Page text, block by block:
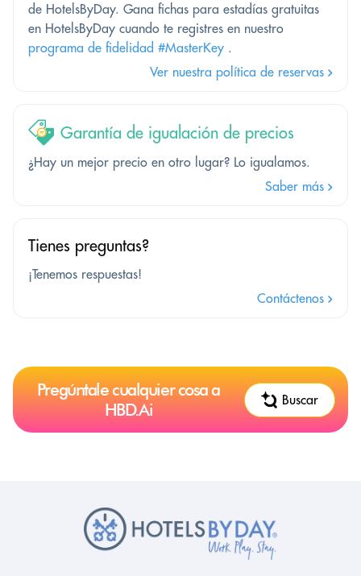
de HotelsByDay. Gana fichas para estadías gratuitas
en HotelsByDay cuando te registres en nuestro
programa de fidelidad #MasterKey .
Ver nuestra política de reservas
Garantía de igualación de precios
¿Hay un mejor precio en otro lugar? Lo igualamos.
Saber más
Tienes preguntas?
¡Tenemos respuestas!
Contáctenos
Pregúntale cualquier cosa a
HBD.Ai
Buscar